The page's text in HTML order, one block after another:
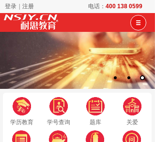
登录 注册 电话： 400 138 0599
学历教育 学号查询 题库 关爱